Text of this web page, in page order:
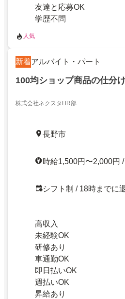
友達と応募OK
学歴不問
人気
新着アルバイト・パート
100均ショップ商品の仕分
株式会社ネクスタHR部
長野市
時給1,500円〜2,000円
シフト制 / 18時までに
高収入
未経験OK
研修あり
車通勤OK
即日払いOK
週払いOK
昇給あり